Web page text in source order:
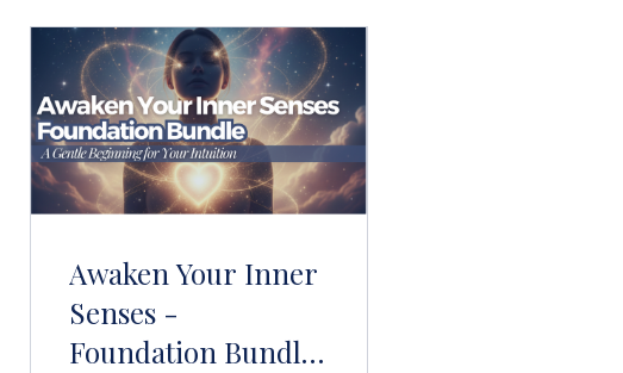
Awaken Your Inner
Senses -
Foundation Bundle